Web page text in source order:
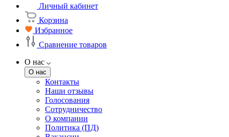
Личный кабинет
Корзина
Избранное
Сравнение товаров
О нас
О нас
Контакты
Наши отзывы
Голосования
Сотрудничество
О компании
Политика (ПД)